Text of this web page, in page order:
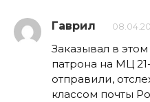
Гаврил
Заказывал в
патрона на МЦ
отправили,
классом почты